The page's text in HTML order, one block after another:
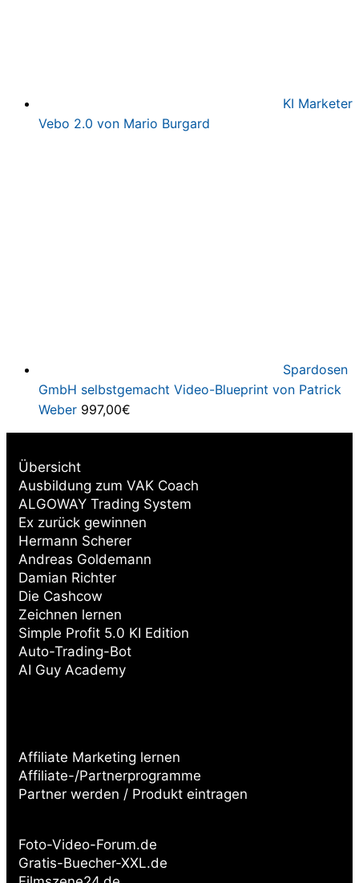
KI Marketer
Vebo 2.0 von Mario Burgard
Spardosen
GmbH selbstgemacht Video-Blueprint von Patrick
Weber 997,00€
Übersicht
Ausbildung zum VAK Coach
ALGOWAY Trading System
Ex zurück gewinnen
Hermann Scherer
Andreas Goldemann
Damian Richter
Die Cashcow
Zeichnen lernen
Simple Profit 5.0 KI Edition
Auto-Trading-Bot
AI Guy Academy
Affiliate Marketing lernen
Affiliate-/Partnerprogramme
Partner werden / Produkt eintragen
Foto-Video-Forum.de
Gratis-Buecher-XXL.de